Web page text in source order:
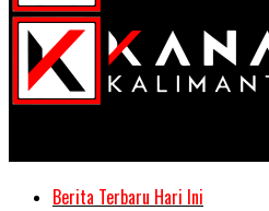
Berita Terbaru Hari Ini